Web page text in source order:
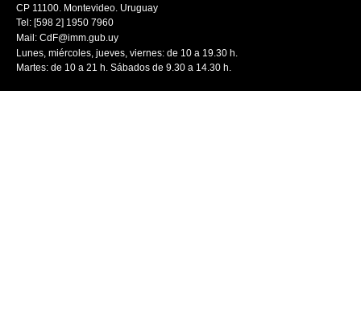
CP 11100. Montevideo. Uruguay
Tel: [598 2] 1950 7960
Mail: CdF@imm.gub.uy
Lunes, miércoles, jueves, viernes: de 10 a 19.30 h.
Martes: de 10 a 21 h. Sábados de 9.30 a 14.30 h.